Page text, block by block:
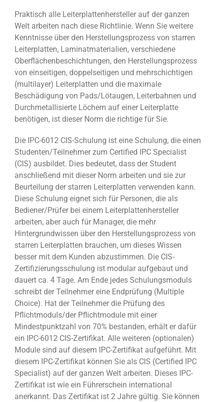
Praktisch alle Leiterplattenhersteller auf der ganzen
Welt arbeiten nach diese Richtlinie. Wenn Sie weitere
Kenntnisse über den Herstellungsprozess von starren
Leiterplatten, Laminatmaterialien, verschiedene
Oberflächenbeschichtungen, den Herstellungsprozess
von einseitigen, doppelseitigen und mehrschichtigen
(multilayer) Leiterplatten und die maximale
Beschädigung von Pads/Lötaugen, Leiterbahnen und
Durchmetallisierte Löchern auf einer Leiterplatte
benötigen, ist dieser Norm die richtige für Sie.
Die IPC-6012 CIS-Schulung ist eine Schulung, die einen
Studenten/Teilnehmer zum Certified IPC Specialist
(CIS) ausbildet. Dies bedeutet, dass der Student
anschließend mit dieser Norm arbeiten und sie zur
Beurteilung der starren Leiterplatten verwenden kann.
Diese Schulung eignet sich für Personen, die als
Bediener/Prüfer bei einem Leiterplattenhersteller
arbeiten, aber auch für Manager, die mehr
Hintergrundwissen über den Herstellungsprozess von
starren Leiterplatten brauchen, um dieses Wissen
besser mit dem Kunden abzustimmen. Die CIS-
Zertifizierungsschulung ist modular aufgebaut und
dauert ca. 4 Tage. Am Ende jedes Schulungsmoduls
schreibt der Teilnehmer eine Endprüfung (Multiple
Choice). Hat der Teilnehmer die Prüfung des
Pflichtmoduls/der Pflichtmodule mit einer
Mindestpunktzahl von 70% bestanden, erhält er dafür
ein IPC-6012 CIS-Zertifikat. Alle weiteren (optionalen)
Module sind auf diesem IPC-Zertifikat aufgeführt. Mit
diesem IPC-Zertifikat können Sie als CIS (Certified IPC
Specialist) auf der ganzen Welt arbeiten. Dieses IPC-
Zertifikat ist wie ein Führerschein international
anerkannt. Das Zertifikat ist 2 Jahre gültig. Sie können